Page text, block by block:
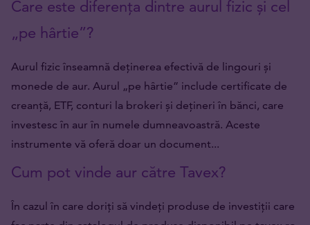
Care este diferența dintre aurul fizic și cel
„pe hârtie”?
Aurul fizic înseamnă deținerea efectivă de lingouri și
monede de aur. Aurul „pe hârtie” include certificate de
creanță, ETF, conturi la brokeri și dețineri în bănci, care
investesc în aur în numele dumneavoastră. Aceste
instrumente vă oferă doar un document...
Cum pot vinde aur către Tavex?
În cazul în care doriți să vindeți produse de investiții care